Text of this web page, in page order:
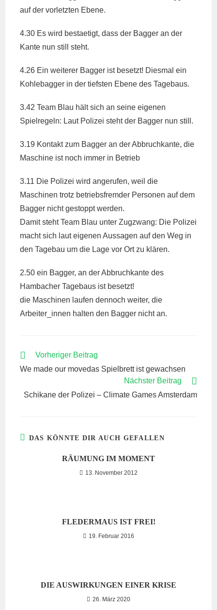
auf der vorletzten Ebene.
4.30 Es wird bestaetigt, dass der Bagger an der
Kante nun still steht.
4.26 Ein weiterer Bagger ist besetzt! Diesmal ein
Kohlebagger in der tiefsten Ebene des Tagebaus.
3.42 Team Blau hält sich an seine eigenen
Spielregeln: Laut Polizei steht der Bagger nun still.
3.19 Kontakt zum Bagger an der Abbruchkante, die
Maschine ist noch immer in Betrieb
3.11 Die Polizei wird angerufen, weil die
Maschinen trotz betriebsfremder Personen auf dem
Bagger nicht gestoppt werden.
Damit steht Team Blau unter Zugzwang: Die Polizei
macht sich laut eigenen Aussagen auf den Weg in
den Tagebau um die Lage vor Ort zu klären.
2.50 ein Bagger, an der Abbruchkante des
Hambacher Tagebaus ist besetzt!
die Maschinen laufen dennoch weiter, die
Arbeiter_innen halten den Bagger nicht an.
WEITERE
ANSEHEN
Vorheriger Beitrag
We made our movedas Spielbrett ist gewachsen
Nächster Beitrag
Schikane der Polizei – Climate Games Amsterdam
DAS KÖNNTE DIR AUCH GEFALLEN
RÄUMUNG IM MOMENT
13. November 2012
FLEDERMAUS IST FREI!
19. Februar 2016
DIE AUSWIRKUNGEN EINER KRISE
26. März 2020